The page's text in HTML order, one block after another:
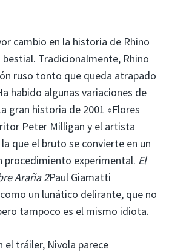
cambio en la historia de Rhino
Tradicionalmente, Rhino
ruso tonto que queda atrapado
habido algunas variaciones de
gran historia de 2001 «Flores
Peter Milligan y el artista
que el bruto se convierte en un
procedimiento experimental. El
Araña 2Paul Giamatti
un lunático delirante, que no
tampoco es el mismo idiota.
el tráiler, Nivola parece